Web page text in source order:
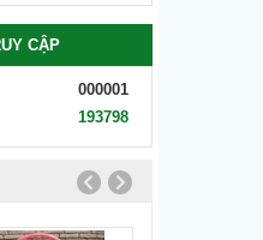
CẬP
000001
193798